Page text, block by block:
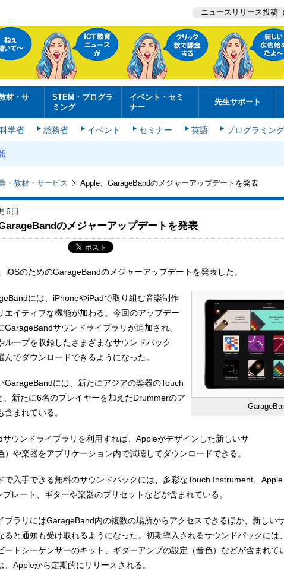
ニュースリリース投稿
材・サ
STEM・プログラ
ミング
イベント・セミ
ナー
先生サポート
学省 総務省 イベント セミナー 英語 プログラミング
・教材・サービス Apple、GarageBandのメジャーアップデートを発表
6日
のメジャーアップデートを発表
iOSのためのGarageBandのメジャーアップデートを発表した。
には、iPhoneやiPadで取り組む音楽制作
エイティブな機能が加わる。今回のアップデー
GarageBandサウンドライブラリが追加され、
ループを収録したさまざまなサウンドパック
んでダウンロードできるようになった。
GarageBandには、新たにアジアの楽器のTouch
、新たに6名のプレイヤーを加えたDrummerのア
含まれている。
ウンドライブラリを利用すれば、Appleがデザインした新しいサ
）や楽器をアプリケーション内で試聴してダウンロードできる。
で入手できる無料のサウンドパックには、多彩なTouch Instrument、
レート、ギターや楽器のプリセットなどが含まれている。
ブラリにはGarageBand内の複数の場所からアクセスできるほか、新しい
ると通知も受け取れるようになった。初期導入されるサウンドパックには
ートシーケンサーのキット、ギターアンプの設定（音色）などが含まれて
、Appleから定期的にリリースされる。